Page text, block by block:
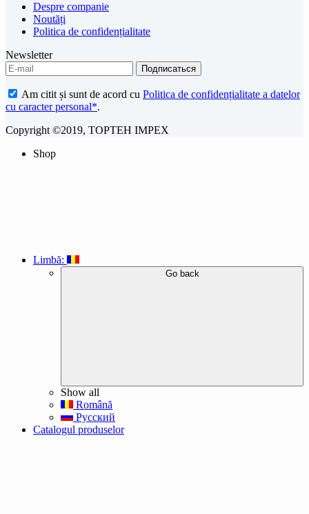
Despre companie
Noutăți
Politica de confidențialitate
Newsletter
Am citit și sunt de acord cu Politica de confidențialitate a datelor
cu caracter personal*.
Copyright ©2019, TOPTEH IMPEX
Shop
Limbă:
Go back
Show all
Română
Русский
Catalogul produselor